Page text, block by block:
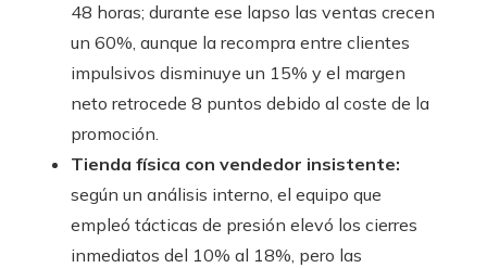
48 horas; durante ese lapso las ventas crecen
un 60%, aunque la recompra entre clientes
impulsivos disminuye un 15% y el margen
neto retrocede 8 puntos debido al coste de la
promoción.
Tienda física con vendedor insistente:
según un análisis interno, el equipo que
empleó tácticas de presión elevó los cierres
inmediatos del 10% al 18%, pero las